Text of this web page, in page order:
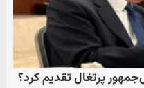
پرتغال تقدیم کرد؟